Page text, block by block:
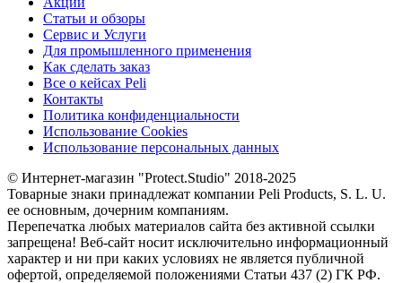
Статьи и обзоры
Сервис и Услуги
Для промышленного применения
Как сделать заказ
Все о кейсах Peli
Контакты
Политика конфиденциальности
Использование Cookies
Использование персональных данных
© Интернет-магазин "Protect.Studio" 2018-2025
Товарные знаки принадлежат компании Peli Products, S. L. U.
ее основным, дочерним компаниям.
Перепечатка любых материалов сайта без активной ссылки
запрещена! Веб-сайт носит исключительно информационный
характер и ни при каких условиях не является публичной
офертой, определяемой положениями Статьи 437 (2) ГК РФ.